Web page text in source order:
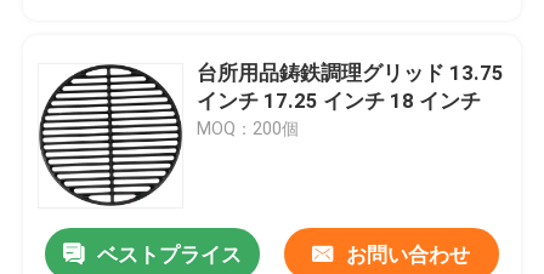
台所用品鋳鉄調理グリッド 13.75
インチ 17.25 インチ 18 インチ
MOQ：200個
ベストプライス お問い合わせ